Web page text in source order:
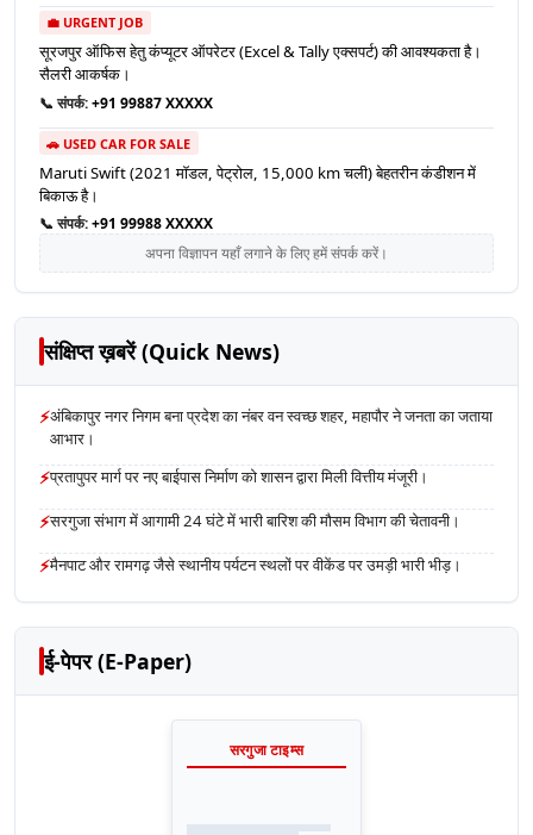
💼 URGENT JOB
सूरजपुर ऑफिस हेतु कंप्यूटर ऑपरेटर (Excel & Tally एक्सपर्ट) की आवश्यकता है।
सैलरी आकर्षक।
📞 संपर्क:+91 99887 XXXXX
🚗 USED CAR FOR SALE
Maruti Swift (2021 मॉडल, पेट्रोल, 15,000 km चली) बेहतरीन कंडीशन में
बिकाऊ है।
📞 संपर्क:+91 99988 XXXXX
अपना विज्ञापन यहाँ लगाने के लिए हमें संपर्क करें।
संक्षिप्त ख़बरें (Quick News)
⚡अंबिकापुर नगर निगम बना प्रदेश का नंबर वन स्वच्छ शहर, महापौर ने जनता का जताया
आभार।
⚡प्रतापुपर मार्ग पर नए बाईपास निर्माण को शासन द्वारा मिली वित्तीय मंजूरी।
⚡सरगुजा संभाग में आगामी 24 घंटे में भारी बारिश की मौसम विभाग की चेतावनी।
⚡मैनपाट और रामगढ़ जैसे स्थानीय पर्यटन स्थलों पर वीकेंड पर उमड़ी भारी भीड़।
ई-पेपर (E-Paper)
सरगुजा टाइम्स